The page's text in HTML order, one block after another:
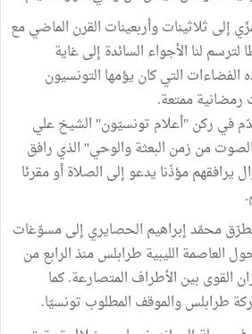
إلى ثلاثينات وأربعينات القرن الماضي مع
لنا الأجواء السائدة إلى غاية
التي كان يؤمها التونسيون
ممتعة.
في ركن "أعلام تونسيّون" الشيخ علي
1982) هذا "الصوت من زمن البعثة والوحي" الذي رافق
يرافقهم مؤذّنا يدعو إلى الصلاة أو مقرئا
محمّد إبراهيم الحصايري إلى مسوّغات
العاصمة الليبية طرابلس منذ الرابع من
وإلى ميزان القوى بين الأطراف المتصارعة. كما
طرابلس والموقف المطلوب تونسيّا.